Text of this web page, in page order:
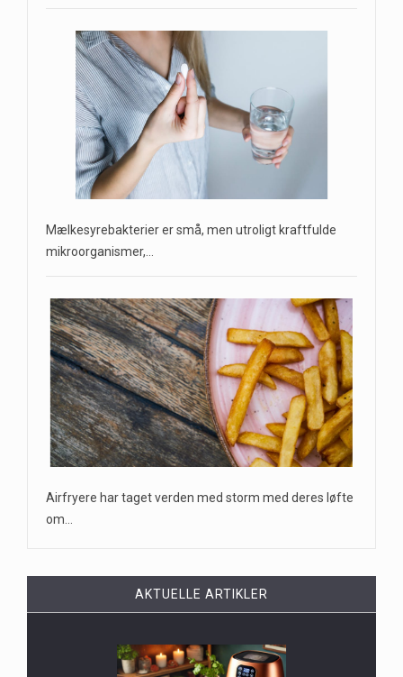
Mælkesyrebakterier er små, men utroligt kraftfulde
mikroorganismer,…
Airfryere har taget verden med storm med deres løfte
om…
AKTUELLE ARTIKLER